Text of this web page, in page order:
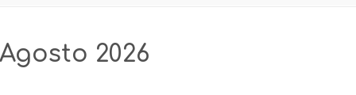
Agosto 2026